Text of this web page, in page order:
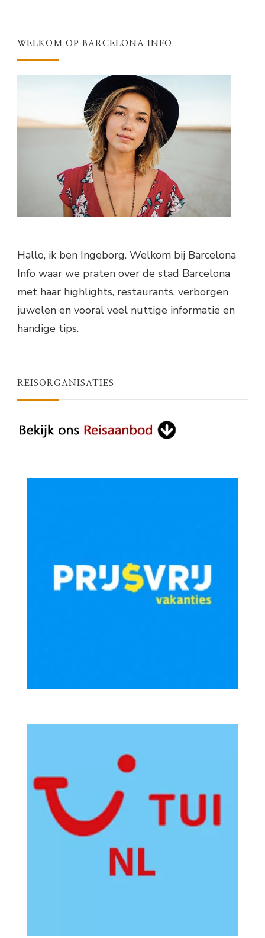
WELKOM OP BARCELONA INFO
Hallo, ik ben Ingeborg. Welkom bij Barcelona
Info waar we praten over de stad Barcelona
met haar highlights, restaurants, verborgen
juwelen en vooral veel nuttige informatie en
handige tips.
REISORGANISATIES